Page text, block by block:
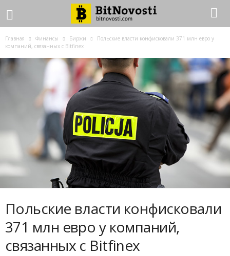
Главная Финансы Биржи
Польские власти конфисковали 371 млн евро у
компаний, связанных с Bitfinex
Польские власти конфисковали
371 млн евро у компаний,
связанных с Bitfinex